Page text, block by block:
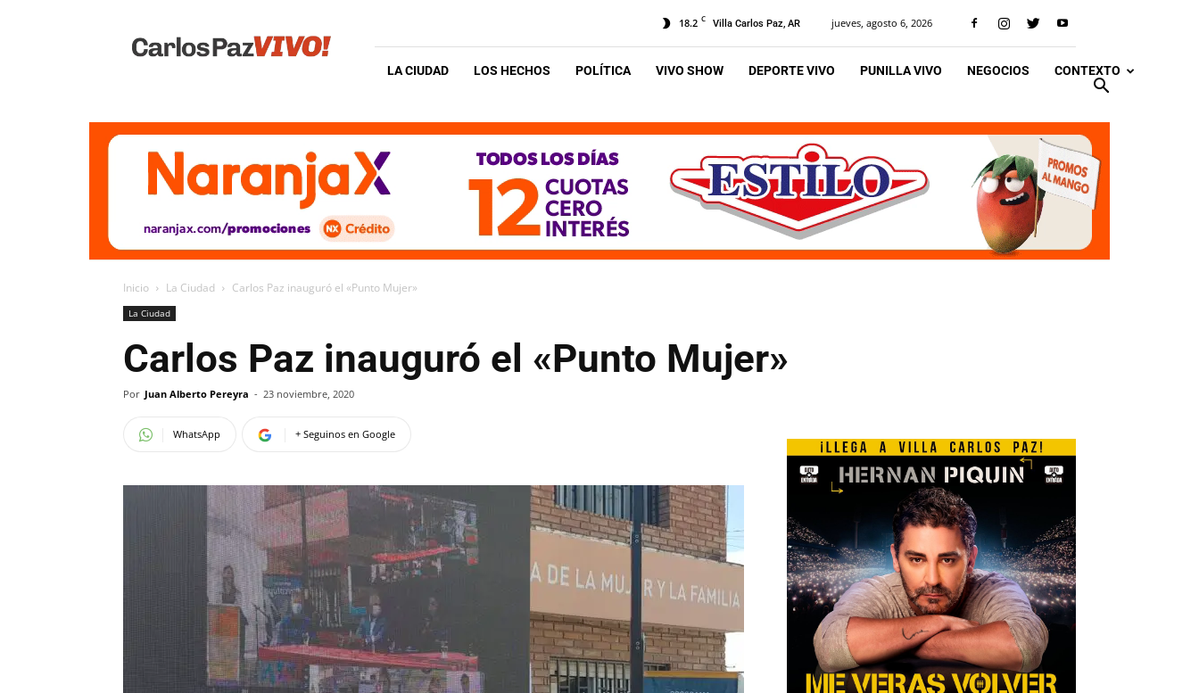
Vivo
18.2 C Villa Carlos Paz, AR jueves, agosto 6, 2026
LA CIUDAD LOS HECHOS POLÍTICA VIVO SHOW DEPORTE VIVO PUNILLA VIVO NEGOCIOS CONTEXTO
Inicio La Ciudad Carlos Paz inauguró el «Punto Mujer»
La Ciudad
Carlos Paz inauguró el «Punto Mujer»
Por Juan Alberto Pereyra - 23 noviembre, 2020
WhatsApp + Seguinos en Google